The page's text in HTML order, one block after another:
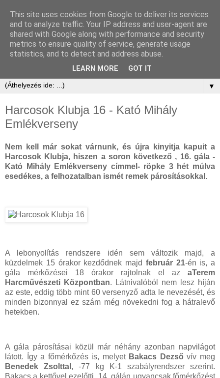
▼
Harcosok Klubja 16 - Kató Mihály
Emlékverseny
Nem kell már sokat várnunk, és újra kinyitja kapuit a
Harcosok Klubja, hiszen a soron következő , 16. gála -
Kató Mihály Emlékverseny címmel- röpke 3 hét múlva
esedékes, a felhozatalban ismét remek párosításokkal.
A lebonyolítás rendszere idén sem változik majd, a
küzdelmek 15 órakor kezdődnek majd február 21-én is, a
gála mérkőzései 18 órakor rajtolnak el az aTerem
Harcművészeti Központban. Látnivalóból nem lesz híján
az este, eddig több mint 60 versenyző adta le nevezését, és
minden bizonnyal ez szám még növekedni fog a hátralevő
hetekben.
A gála párosításai közül már néhány azonban napvilágot
látott. Így a főmérkőzés is, melyet Bakacs Dezső vív meg
Benedek Zsolttal , -77 kg K-1 szabályrendszer szerint.
This site uses cookies from Google to deliver its services
and to analyze traffic. Your IP address and user-agent are
shared with Google along with performance and security
metrics to ensure quality of service, generate usage
statistics, and to detect and address abuse.
LEARN MORE GOT IT